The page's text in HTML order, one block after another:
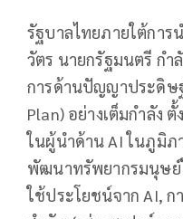
รัฐบาลไทยภายใต้การ
วัตร นายกรัฐมนตรี กำ
การด้านปัญญาประดิษ
Plan) อย่างเต็มกำลัง
ในผู้นำด้าน AI ในภูมิภ
พัฒนาทรัพยากรมนุษย์
ใช้ประโยชน์จาก AI, ก